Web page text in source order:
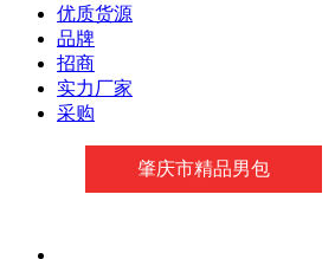
优质货源
品牌
招商
实力厂家
采购
肇庆市精品男包